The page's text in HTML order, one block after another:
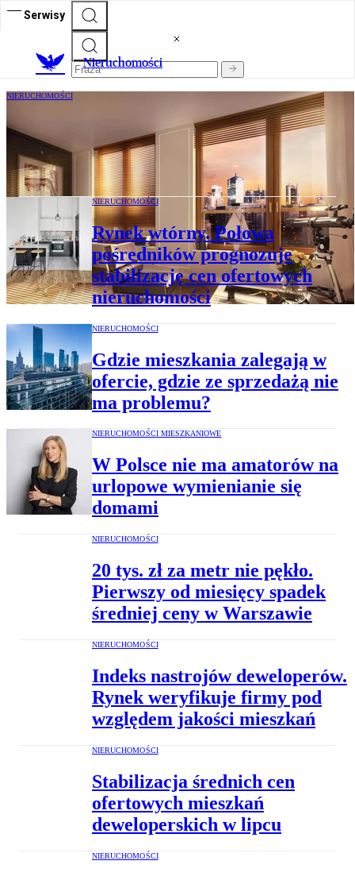
Serwisy
Nieruchomości
NIERUCHOMOŚCI
Rynek najmu mieszkań się równoważy,
ale dalej nie jest łatwo dostępny
finansowo
NIERUCHOMOŚCI
Rynek wtórny. Połowa
pośredników prognozuje
stabilizację cen ofertowych
nieruchomości
NIERUCHOMOŚCI
Gdzie mieszkania zalegają w
ofercie, gdzie ze sprzedażą nie
ma problemu?
NIERUCHOMOŚCI MIESZKANIOWE
W Polsce nie ma amatorów na
urlopowe wymienianie się
domami
NIERUCHOMOŚCI
20 tys. zł za metr nie pękło.
Pierwszy od miesięcy spadek
średniej ceny w Warszawie
NIERUCHOMOŚCI
Indeks nastrojów deweloperów.
Rynek weryfikuje firmy pod
względem jakości mieszkań
NIERUCHOMOŚCI
Stabilizacja średnich cen
ofertowych mieszkań
deweloperskich w lipcu
NIERUCHOMOŚCI